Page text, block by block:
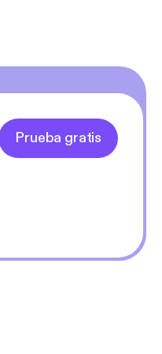
Prueba gratis